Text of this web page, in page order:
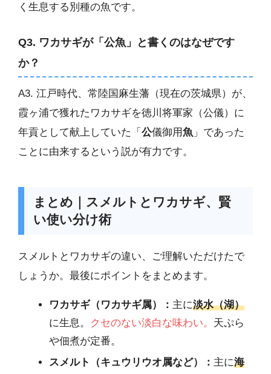
く生息する別種の魚です。
Q3. ワカサギが「公魚」と書くのはなぜです
か？
A3. 江戸時代、常陸国麻生藩（現在の茨城県）が、
霞ヶ浦で獲れたワカサギを徳川将軍家（公儀）に
年貢として献上していた「 公儀御用魚 」であった
ことに由来するという説が有力です。
まとめ｜スメルトとワカサギ、賢
い使い分け術
スメルトとワカサギの違い、ご理解いただけたで
しょうか。最後にポイントをまとめます。
ワカサギ（ワカサギ属）： 主に淡水（湖）
に生息。
クセのない淡白な味わい。 天ぷら
や佃煮が定番。
スメルト（キュウリウオ属など）： 主に海